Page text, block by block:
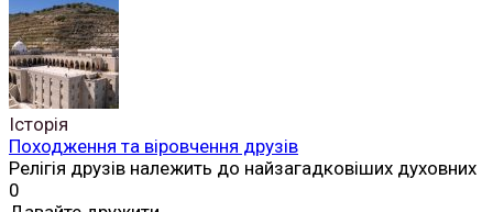
Історія
Походження та віровчення друзів
Релігія друзів належить до найзагадковіших духовних
0